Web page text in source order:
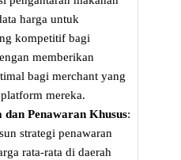
harga untuk
kompetitif bagi
memberikan
bagi merchant yang
mereka.
dan Penawaran Khusus:
strategi penawaran
rata-rata di daerah